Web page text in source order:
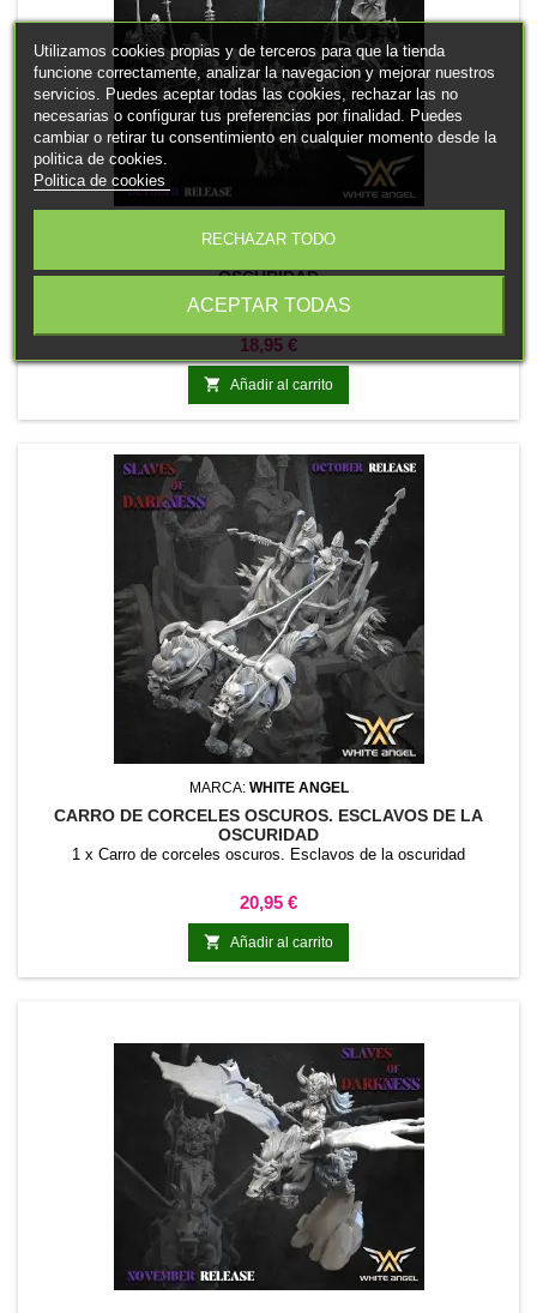
MARCA:WHITE ANGEL
OSCURIDAD
5 x Señores de las tierras oscuras. Esclavos de la oscuridad
Precio
18,95 €
 Añadir al carrito
MARCA: WHITE ANGEL
CARRO DE CORCELES OSCUROS. ESCLAVOS DE LA
OSCURIDAD
1 x Carro de corceles oscuros. Esclavos de la oscuridad
Precio
20,95 €
 Añadir al carrito
Utilizamos cookies propias y de terceros para que la tienda
funcione correctamente, analizar la navegacion y mejorar nuestros
servicios. Puedes aceptar todas las cookies, rechazar las no
necesarias o configurar tus preferencias por finalidad. Puedes
cambiar o retirar tu consentimiento en cualquier momento desde la
politica de cookies.
Politica de cookies
RECHAZAR TODO
ACEPTAR TODAS